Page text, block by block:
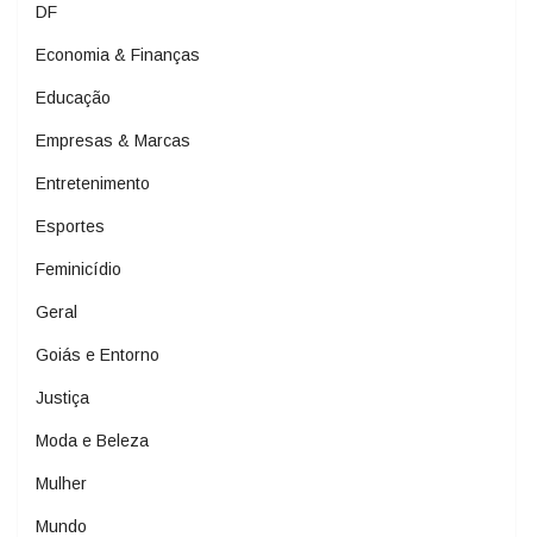
DF
Economia & Finanças
Educação
Empresas & Marcas
Entretenimento
Esportes
Feminicídio
Geral
Goiás e Entorno
Justiça
Moda e Beleza
Mulher
Mundo